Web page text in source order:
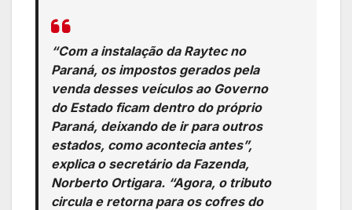
“Com a instalação da Raytec no
Paraná, os impostos gerados pela
venda desses veículos ao Governo
do Estado ficam dentro do próprio
Paraná, deixando de ir para outros
estados, como acontecia antes”,
explica o secretário da Fazenda,
Norberto Ortigara. “Agora, o tributo
circula e retorna para os cofres do